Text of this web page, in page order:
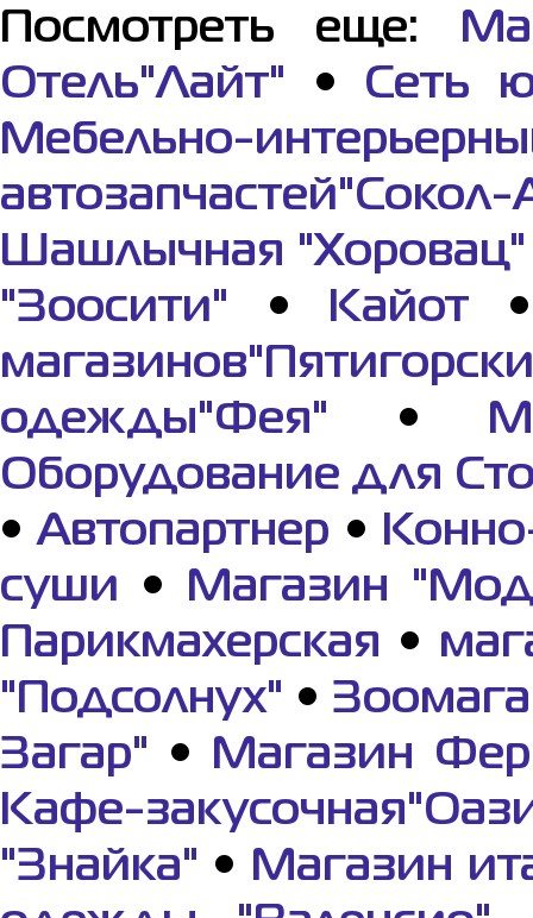
Посмотреть еще:
Отель"Лайт" • Сеть
Мебельно-
Шашлычная "Хоровац"
"Зоосити" • Кайот
одежды"Фея" •
Оборудование для
•Автопартнер •
суши •
Магазин
Парикмахерская •
"Подсолнух" •
Загар" •
Магазин
Кафе-
"Знайка" •
Магазин